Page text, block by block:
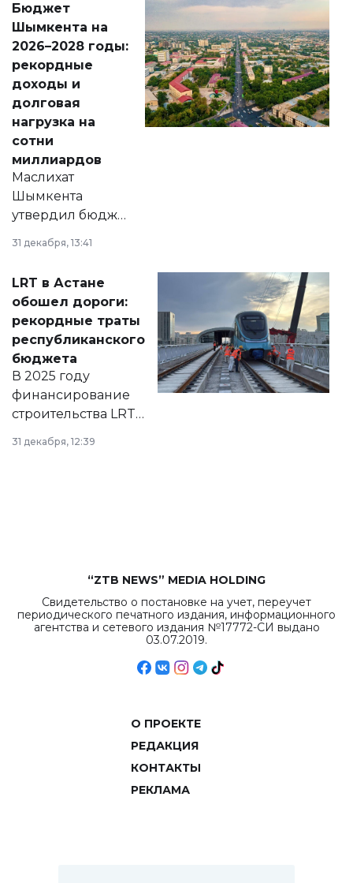
народу
Венесуэлы.
Бюджет
Шымкента на
2026–2028 годы:
рекордные
доходы и
долговая
нагрузка на
сотни
миллиардов
Маслихат
Шымкента
утвердил бюджет
города на 2026–
2028 годы.
документ
появился в базе
нормативных
правовых актов и
на сайте маслихат
города.
31 декабря, 13:41
LRT в Астане
обошел дороги:
рекордные траты
республиканского
бюджета
В 2025 году
финансирование
строительства LRT
в Астане из
республиканского
31 декабря, 12:39
“ZTB NEWS” MEDIA HOLDING
Свидетельство о постановке на учет, переучет
периодического печатного издания, информационного
агентства и сетевого издания №17772-СИ выдано
03.07.2019.
О ПРОЕКТЕ
РЕДАКЦИЯ
КОНТАКТЫ
РЕКЛАМА